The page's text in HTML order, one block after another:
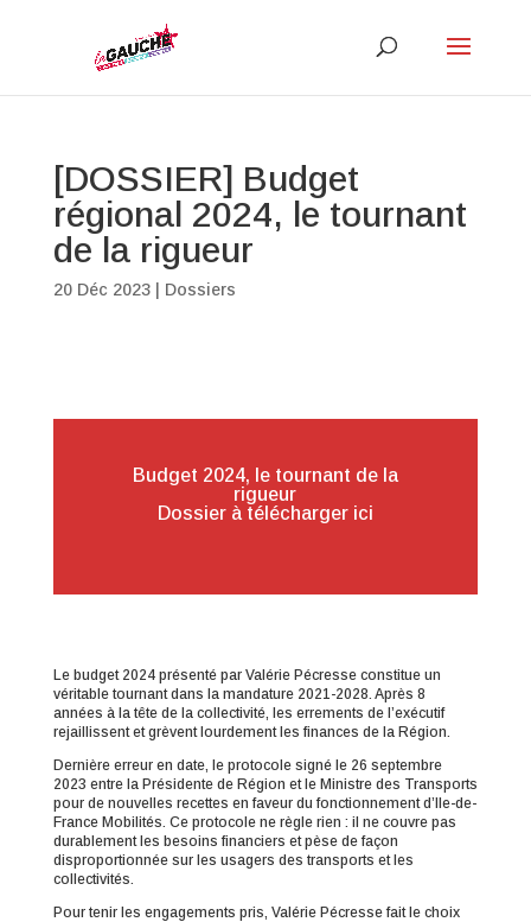
[DOSSIER] Budget
régional 2024, le tournant
de la rigueur
20 Déc 2023| Dossiers
Budget 2024, le tournant de la
rigueur
Dossier à télécharger ici
Le budget 2024 présenté par Valérie Pécresse constitue un
véritable tournant dans la mandature 2021-2028. Après 8
années à la tête de la collectivité, les errements de l’exécutif
rejaillissent et grèvent lourdement les finances de la Région.
Dernière erreur en date, le protocole signé le 26 septembre
2023 entre la Présidente de Région et le Ministre des Transports
pour de nouvelles recettes en faveur du fonctionnement d’Ile-de-
France Mobilités. Ce protocole ne règle rien : il ne couvre pas
durablement les besoins financiers et pèse de façon
disproportionnée sur les usagers des transports et les
collectivités.
Pour tenir les engagements pris, Valérie Pécresse fait le choix